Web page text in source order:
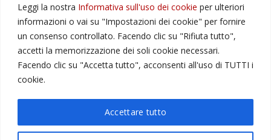
Leggi la nostra Informativa sull'uso dei cookie per ulteriori
informazioni o vai su "Impostazioni dei cookie" per fornire
un consenso controllato. Facendo clic su "Rifiuta tutto",
accetti la memorizzazione dei soli cookie necessari.
Facendo clic su "Accetta tutto", acconsenti all'uso di TUTTI i
cookie.
Accettare tutto
r.colamussi@gmail.com
Dal lunedì al venerdì 9:00 13:30 16:00 19:00
Il sabato 9:00 13:30
Privacy Policy Cookie